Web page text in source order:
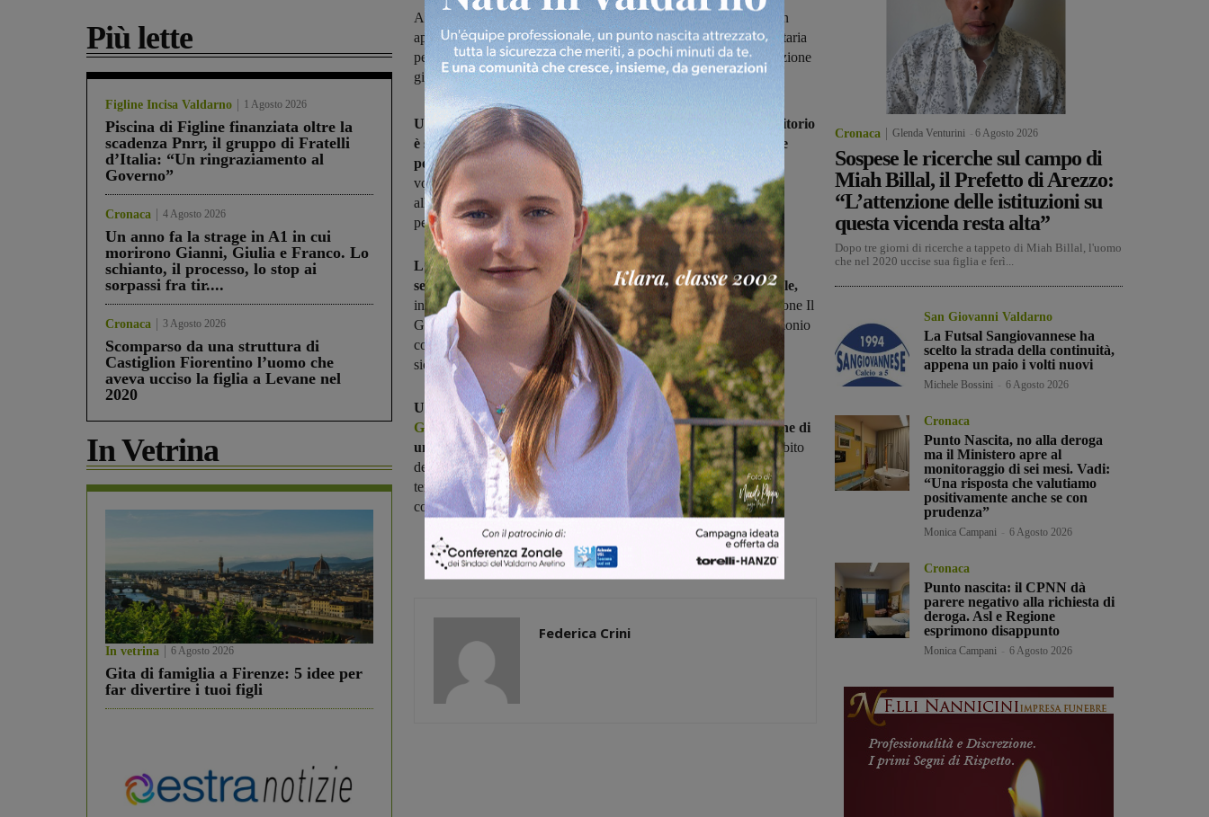
Più lette
Figline Incisa Valdarno 1 Agosto 2026
Piscina di Figline finanziata oltre la
scadenza Pnrr, il gruppo di Fratelli
d’Italia: “Un ringraziamento al
Governo”
Cronaca 4 Agosto 2026
Un anno fa la strage in A1 in cui
morirono Gianni, Giulia e Franco. Lo
schianto, il processo, lo stop ai
sorpassi fra tir....
Cronaca 3 Agosto 2026
Scomparso da una struttura di
Castiglion Fiorentino l’uomo che
aveva ucciso la figlia a Levane nel
2020
In Vetrina
In vetrina 6 Agosto 2026
Gita di famiglia a Firenze: 5 idee per
far divertire i tuoi figli
Appena sarà concluso il corso di italiano, i tre migranti ospiti in un
appartamento a San Giustino inizieranno a svolgere attività volontaria
per piccoli lavori di pubblica utilità sul territorio di Loro. Convenzione
già firmata, a breve la partenza effettiva del progetto
Un progetto di inserimento sociale dei migranti ospiti nel territorio
è stato attivato anche dal comune di Loro Ciuffenna per le tre
persone che attualmente si trovano a San Giustino.L'attività
volontaria per piccoli lavori di pubblica utilità doveva già partire
all'inizio di dicembre, ma è stata posticipata di qualche giorno per
permettere ai tre giovani di terminare il corso di italiano.
L'amministrazione comunale, infatti, ha già firmato alcune
settimane fa la convezione per il progetto di inserimento sociale,
insieme ad altri due soggetti: la cooperativa BetaDue e l'associazione Il
Grillo Parlante. Saranno piccoli lavori di manutenzione del patrimonio
comunale e dell'arredo urbano, non pericolosi e comunque in
sicurezza, coordinati da un referente.
Un progetto simile a quello già attivato per i comuni diSan
GiovannieMontevarchi , che ha come obiettivo la realizzazione di
un percorso di accompagnamento e inclusione socialenell’ambito
della comunità di riferimento, ad arricchire la sua conoscenza del
territorio e migliorarne l’integrazione, oltre ad apprendere nuove
competenze e conoscenze tecniche e culturali.
Federica Crini
Cronaca Glenda Venturini 6 Agosto 2026
Sospese le ricerche sul campo di
Miah Billal, il Prefetto di Arezzo:
“L’attenzione delle istituzioni su
questa vicenda resta alta”
Dopo tre giorni di ricerche a tappeto di Miah Billal, l'uomo
che nel 2020 uccise sua figlia e ferì...
San Giovanni Valdarno
La Futsal Sangiovannese ha
scelto la strada della continuità,
appena un paio i volti nuovi
Michele Bossini 6 Agosto 2026
Cronaca
Punto Nascita, no alla deroga
ma il Ministero apre al
monitoraggio di sei mesi. Vadi:
“Una risposta che valutiamo
positivamente anche se con
prudenza”
Monica Campani 6 Agosto 2026
Cronaca
Punto nascita: il CPNN dà
parere negativo alla richiesta di
deroga. Asl e Regione
esprimono disappunto
Monica Campani 6 Agosto 2026